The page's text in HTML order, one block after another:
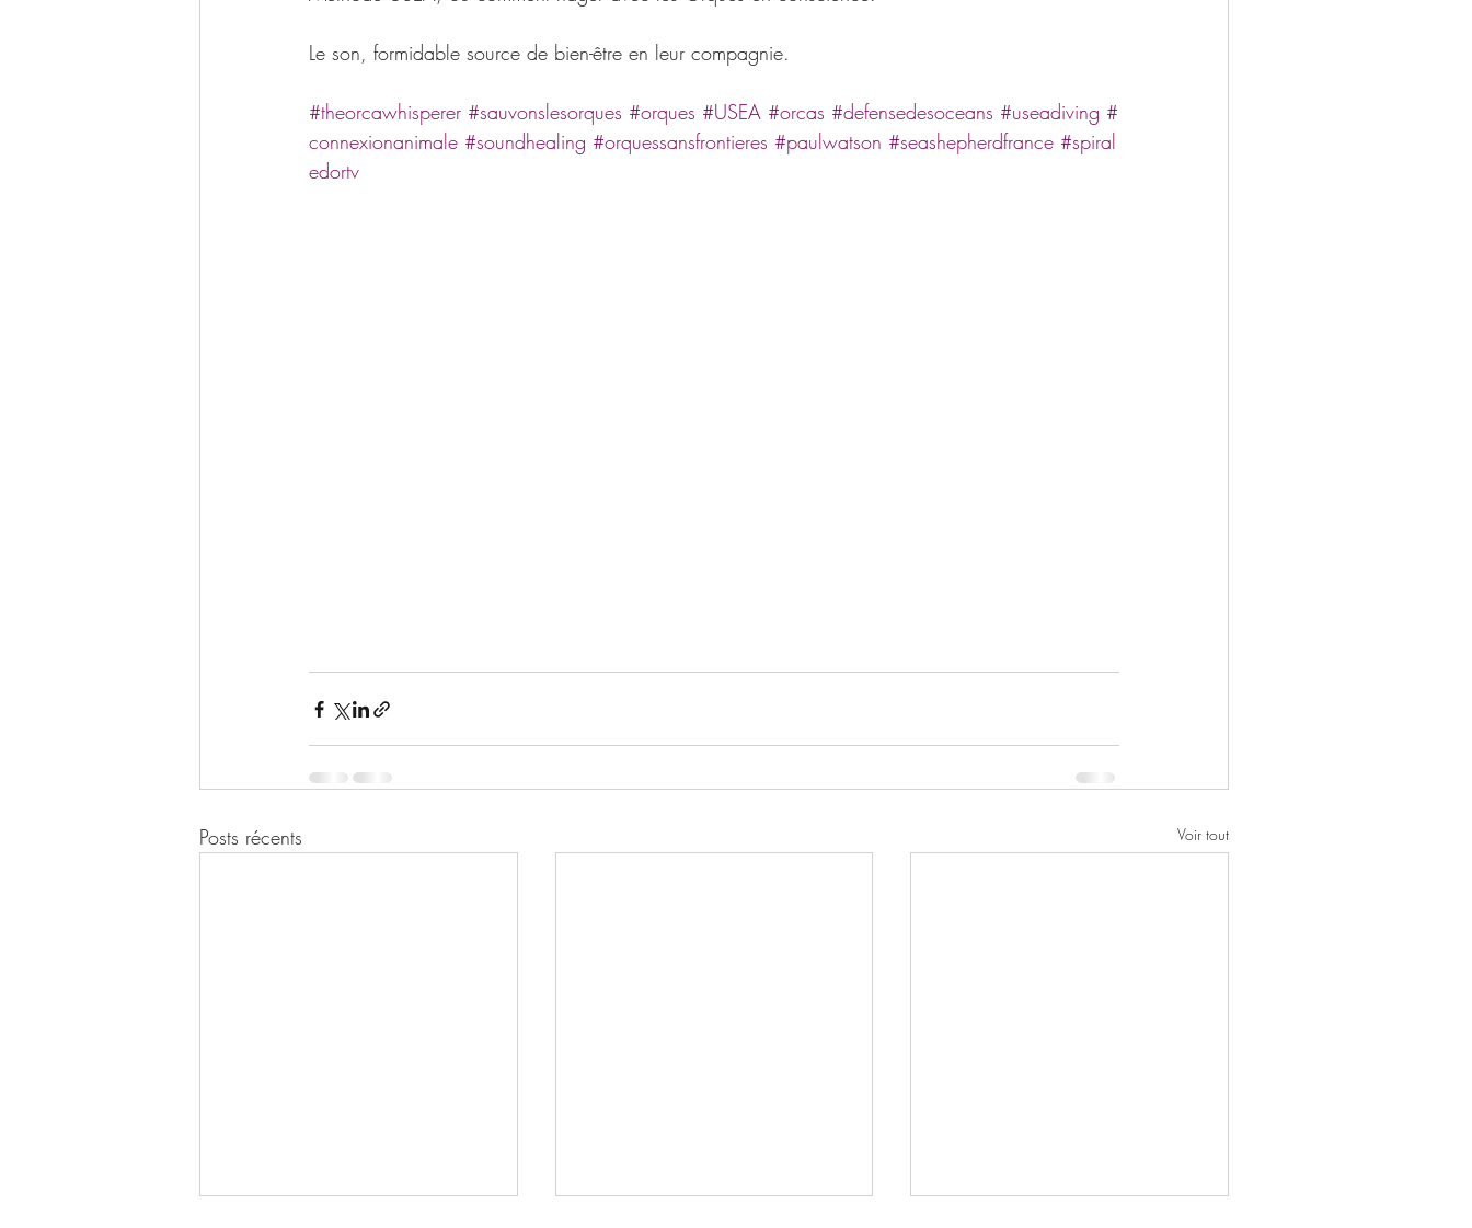
Le son, formidable source de bien-être en leur compagnie.
#theorcawhisperer #sauvonslesorques #orques #USEA #orcas #defensedesoceans #useadiving #
connexionanimale #soundhealing #orquessansfrontieres #paulwatson #seashepherdfrance #spiral
edortv
Posts récents Voir tout